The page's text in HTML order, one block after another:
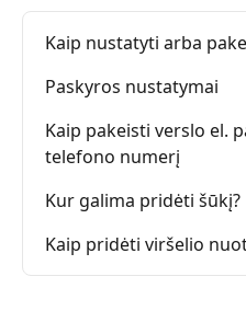
Kaip nustatyti arba
Paskyros nustatymai
Kaip pakeisti verslo el.
telefono numerį
Kur galima pridėti šūkį?
Kaip pridėti viršelio